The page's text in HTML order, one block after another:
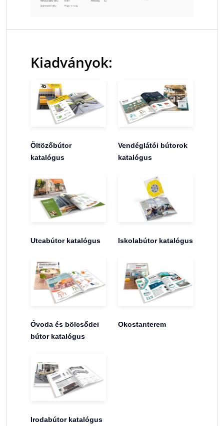
Kiadványok:
Öltözőbútor
katalógus
Vendéglátói bútorok
katalógus
Utcabútor katalógus Iskolabútor katalógus
Óvoda és bölcsődei
bútor katalógus
Okostanterem
Irodabútor katalógus